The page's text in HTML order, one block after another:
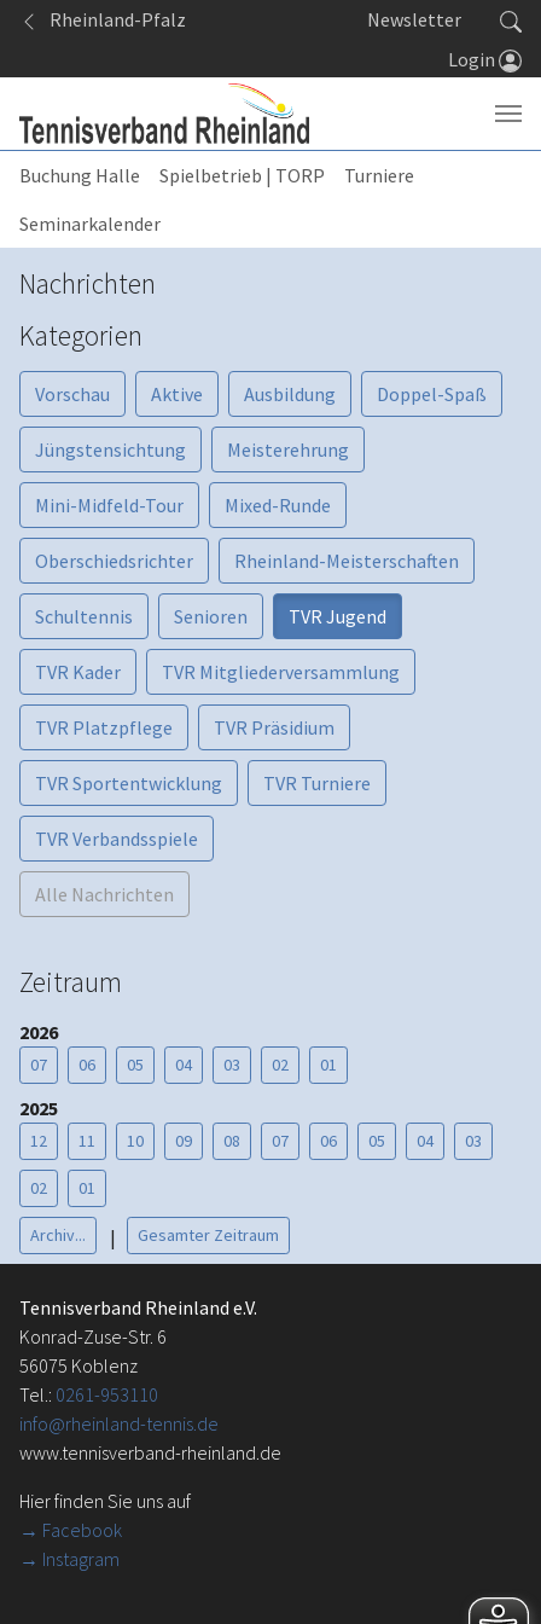
Springe zum Seiteninhalt
Rheinland-Pfalz
Newsletter
Login
Buchung Halle Spielbetrieb | TORP
Turniere
Seminarkalender
Nachrichten
Kategorien
Vorschau Aktive Ausbildung Doppel-Spaß
Jüngstensichtung Meisterehrung
Mini-Midfeld-Tour Mixed-Runde
Oberschiedsrichter Rheinland-Meisterschaften
Schultennis Senioren TVR Jugend
TVR Kader TVR Mitgliederversammlung
TVR Platzpflege TVR Präsidium
TVR Sportentwicklung TVR Turniere
TVR Verbandsspiele
Alle Nachrichten
Zeitraum
2026
07 06 05 04 03 02 01
2025
12 11 10 09 08 07 06 05 04 03
02 01
Archiv... | Gesamter Zeitraum
Tennisverband Rheinland e.V.
Konrad-Zuse-Str. 6
56075 Koblenz
Tel.: 0261-953110
info@rheinland-tennis.de
www.tennisverband-rheinland.de
Hier finden Sie uns auf
→ Facebook
→ Instagram